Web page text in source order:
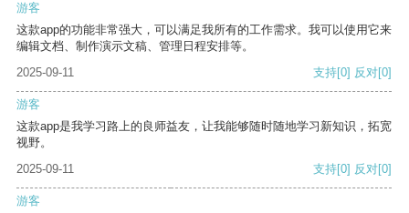
游客
这款app的功能非常强大，可以满足我所有的工作需求。我可以使用它来
编辑文档、制作演示文稿、管理日程安排等。
2025-09-11
支持[0] 反对[0]
游客
这款app是我学习路上的良师益友，让我能够随时随地学习新知识，拓宽
视野。
2025-09-11
支持[0] 反对[0]
游客